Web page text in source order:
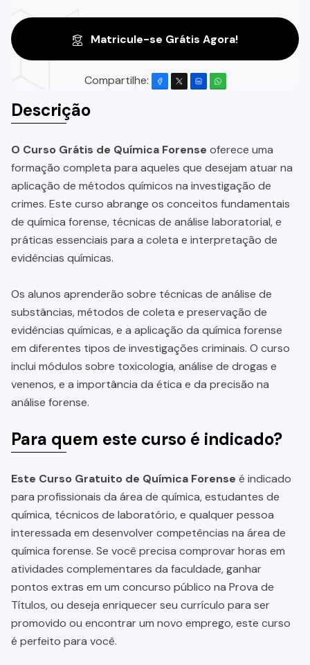
Matricule-se Grátis Agora!
Compartilhe:
Descrição
O Curso Grátis de Química Forense oferece uma
formação completa para aqueles que desejam atuar na
aplicação de métodos químicos na investigação de
crimes. Este curso abrange os conceitos fundamentais
de química forense, técnicas de análise laboratorial, e
práticas essenciais para a coleta e interpretação de
evidências químicas.
Os alunos aprenderão sobre técnicas de análise de
substâncias, métodos de coleta e preservação de
evidências químicas, e a aplicação da química forense
em diferentes tipos de investigações criminais. O curso
inclui módulos sobre toxicologia, análise de drogas e
venenos, e a importância da ética e da precisão na
análise forense.
Para quem este curso é indicado?
Este Curso Gratuito de Química Forense é indicado
para profissionais da área de química, estudantes de
química, técnicos de laboratório, e qualquer pessoa
interessada em desenvolver competências na área de
química forense. Se você precisa comprovar horas em
atividades complementares da faculdade, ganhar
pontos extras em um concurso público na Prova de
Títulos, ou deseja enriquecer seu currículo para ser
promovido ou encontrar um novo emprego, este curso
é perfeito para você.